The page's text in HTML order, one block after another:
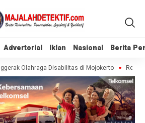
Advertorial Iklan Nasional Berita
Advertorial Iklan Nasional Berita
Olahraga Disabilitas di Mojokerto